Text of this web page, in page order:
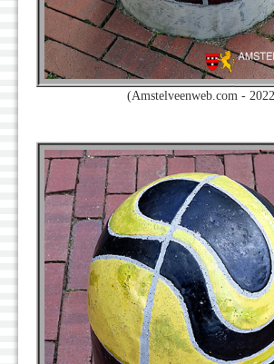
(Amstelveenweb.com -